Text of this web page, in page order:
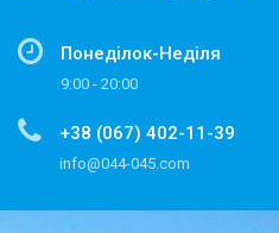
Понеділок-Неділя
9:00 - 20:00
+38 (067) 402-11-39
info@044-045.com